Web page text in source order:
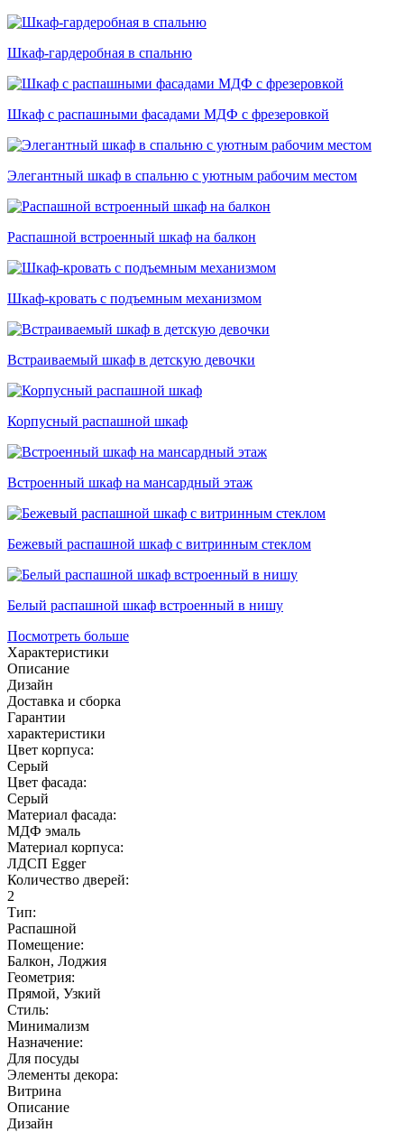
Шкаф-гардеробная в спальню
Шкаф с распашными фасадами МДФ с фрезеровкой
Элегантный шкаф в спальню с уютным рабочим местом
Распашной встроенный шкаф на балкон
Шкаф-кровать с подъемным механизмом
Встраиваемый шкаф в детскую девочки
Корпусный распашной шкаф
Встроенный шкаф на мансардный этаж
Бежевый распашной шкаф с витринным стеклом
Белый распашной шкаф встроенный в нишу
Посмотреть больше
Характеристики
Описание
Дизайн
Доставка и сборка
Гарантии
характеристики
Цвет корпуса:
Серый
Цвет фасада:
Серый
Материал фасада:
МДФ эмаль
Материал корпуса:
ЛДСП Egger
Количество дверей:
2
Тип:
Распашной
Помещение:
Балкон, Лоджия
Геометрия:
Прямой, Узкий
Стиль:
Минимализм
Назначение:
Для посуды
Элементы декора:
Витрина
Описание
Дизайн